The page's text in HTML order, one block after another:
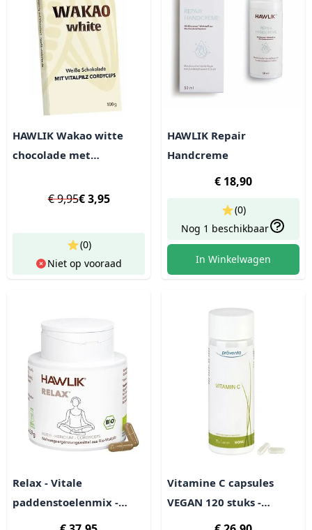
HAWLIK Wakao witte
chocolade met
€ 3,95
€ 9,95
Niet op vooraad
(0)
HAWLIK Repair
Handcreme
€ 18,90
Nog 1 beschikbaar
(0)
In Winkelwagen
Relax - Vitale
paddenstoelenmix -
Vitamine C capsules
VEGAN 120 stuks -